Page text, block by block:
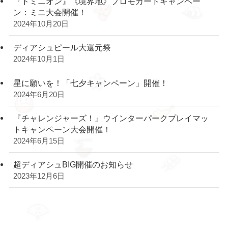
ン：ミニ大会開催！
2024年10月20日
ディアシュピール大還元祭
2024年10月1日
星に願いを！「七夕キャンペーン」開催！
2024年6月20日
『チャレンジャーズ！』ウインターパークプレイマッ
トキャンペーン大会開催！
2024年6月15日
超ディアシュBIG開催のお知らせ
2023年12月6日